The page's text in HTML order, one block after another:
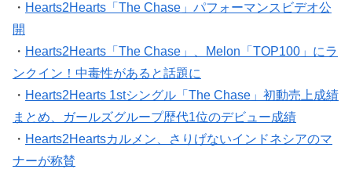
・ Hearts2Hearts「The Chase」パフォーマンスビデオ公
開
・ Hearts2Hearts「The Chase」、Melon「TOP100」にラ
ンクイン！中毒性があると話題に
・ Hearts2Hearts 1stシングル「The Chase」初動売上成績
まとめ、ガールズグループ歴代1位のデビュー成績
・ Hearts2Heartsカルメン、さりげないインドネシアのマ
ナーが称賛